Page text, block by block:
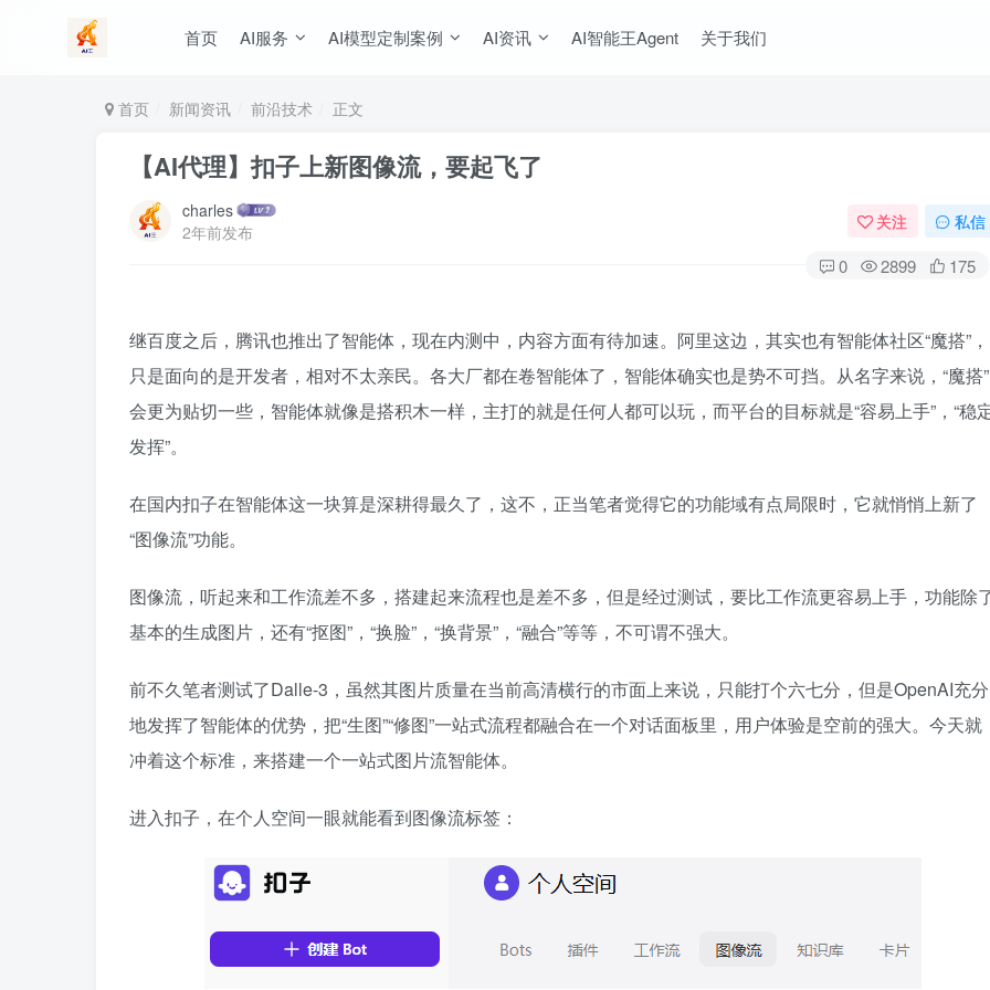
首页 AI服务 AI模型定制案例 AI资讯 AI智能王Agent 关于我们
首页 新闻资讯 前沿技术 正文
【AI代理】扣子上新图像流，要起飞了
charles
2年前发布
关注 私信
0 2899 175
继百度之后，腾讯也推出了智能体，现在内测中，内容方面有待加速。阿里这边，其实也有智能体社区“魔搭”，
只是面向的是开发者，相对不太亲民。各大厂都在卷智能体了，智能体确实也是势不可挡。从名字来说，“魔搭”
会更为贴切一些，智能体就像是搭积木一样，主打的就是任何人都可以玩，而平台的目标就是“容易上手”，“稳
发挥”。
在国内扣子在智能体这一块算是深耕得最久了，这不，正当笔者觉得它的功能域有点局限时，它就悄悄上新了
“图像流”功能。
图像流，听起来和工作流差不多，搭建起来流程也是差不多，但是经过测试，要比工作流更容易上手，功能除
基本的生成图片，还有“抠图”，“换脸”，“换背景”，“融合”等等，不可谓不强大。
前不久笔者测试了Dalle-3，虽然其图片质量在当前高清横行的市面上来说，只能打个六七分，但是OpenAI充分
地发挥了智能体的优势，把“生图”“修图”一站式流程都融合在一个对话面板里，用户体验是空前的强大。今天就
冲着这个标准，来搭建一个一站式图片流智能体。
进入扣子，在个人空间一眼就能看到图像流标签：